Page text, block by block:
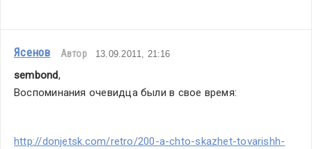
Ясенов Автор 13.09.2011, 21:16
sembond,
Воспоминания очевидца были в свое время:
http://donjetsk.com/retro/200-a-chto-skazhet-tovarishh-